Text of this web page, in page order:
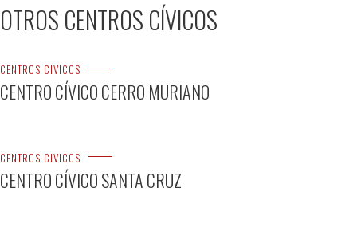
OTROS CENTROS CÍVICOS
CENTROS CIVICOS
CENTRO CÍVICO CERRO MURIANO
CENTROS CIVICOS
CENTRO CÍVICO SANTA CRUZ